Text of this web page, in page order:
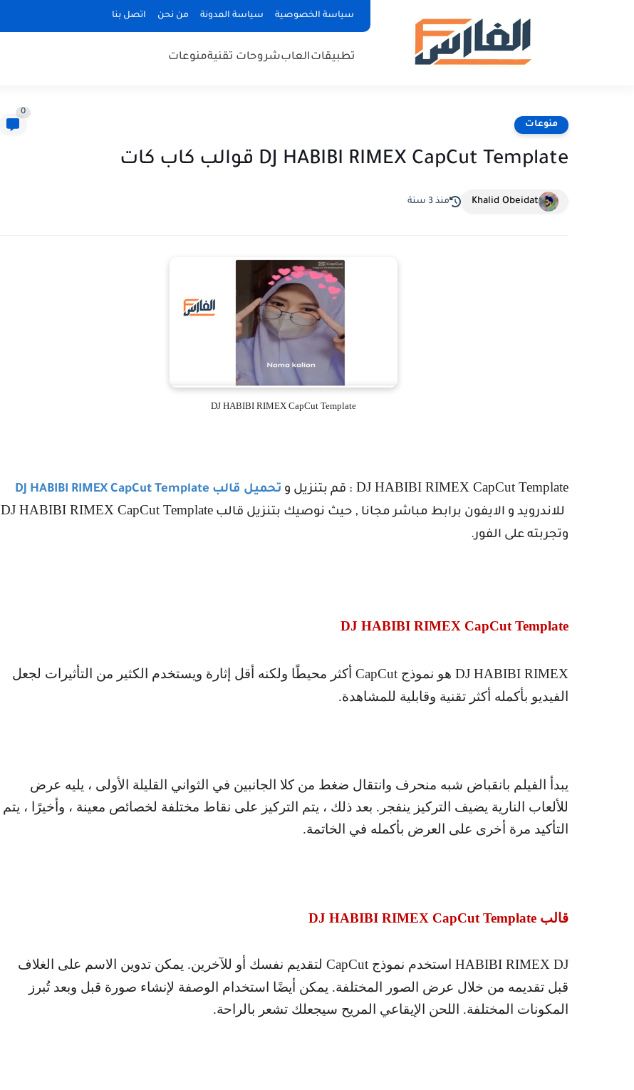
سياسة الخصوصية سياسة المدونة من نحن اتصل بنا
تطبيقاتالعابشروحات تقنيةمنوعات
منوعات
0
DJ HABIBI RIMEX CapCut Template قوالب كاب كات
Khalid Obeidat منذ 3 سنة
DJ HABIBI RIMEX CapCut Template
DJ HABIBI RIMEX CapCut Template : قم بتنزيل و تحميل قالب DJ HABIBI RIMEX CapCut Template
للاندرويد و الايفون برابط مباشر مجانا , حيث نوصيك بتنزيل قالب DJ HABIBI RIMEX CapCut Template
وتجربته على الفور.
DJ HABIBI RIMEX CapCut Template
DJ HABIBI RIMEX هو نموذج CapCut أكثر محيطًا ولكنه أقل إثارة ويستخدم الكثير من التأثيرات لجعل
الفيديو بأكمله أكثر تقنية وقابلية للمشاهدة.
يبدأ الفيلم بانقباض شبه منحرف وانتقال ضغط من كلا الجانبين في الثواني القليلة الأولى ، يليه عرض
للألعاب النارية يضيف التركيز ينفجر. بعد ذلك ، يتم التركيز على نقاط مختلفة لخصائص معينة ، وأخيرًا ، يتم
التأكيد مرة أخرى على العرض بأكمله في الخاتمة.
قالب DJ HABIBI RIMEX CapCut Template
HABIBI RIMEX DJ استخدم نموذج CapCut لتقديم نفسك أو للآخرين. يمكن تدوين الاسم على الغلاف
قبل تقديمه من خلال عرض الصور المختلفة. يمكن أيضًا استخدام الوصفة لإنشاء صورة قبل وبعد تُبرز
المكونات المختلفة. اللحن الإيقاعي المريح سيجعلك تشعر بالراحة.